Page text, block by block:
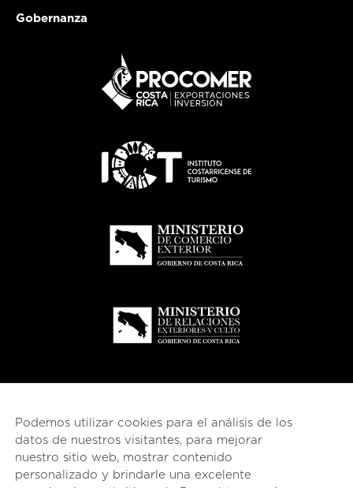
Gobernanza
Podemos utilizar cookies para el análisis de los
datos de nuestros visitantes, para mejorar
nuestro sitio web, mostrar contenido
personalizado y brindarle una excelente